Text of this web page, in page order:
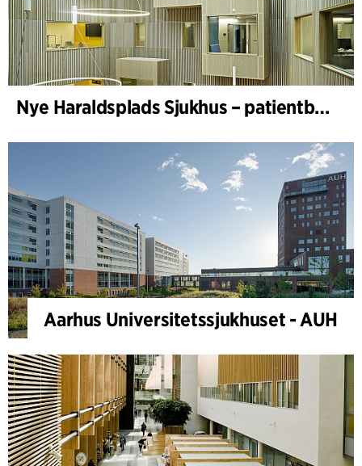
Nye Haraldsplads Sjukhus – patientbyggnad
Aarhus Universitetssjukhuset - AUH